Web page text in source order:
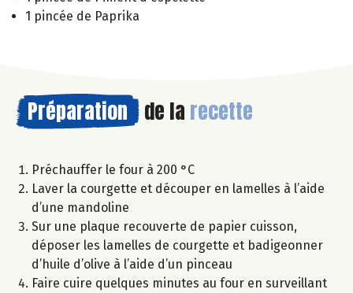
1 pincée de Paprika
Préparation de la recette
Préchauffer le four à 200 °C
Laver la courgette et découper en lamelles à l’aide
d’une mandoline
Sur une plaque recouverte de papier cuisson,
déposer les lamelles de courgette et badigeonner
d’huile d’olive à l’aide d’un pinceau
Faire cuire quelques minutes au four en surveillant